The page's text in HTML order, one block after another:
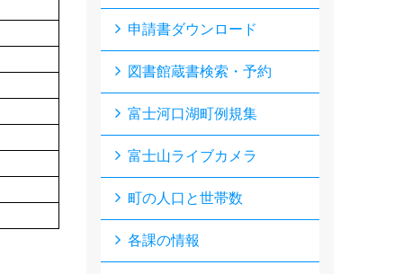
申請書ダウンロード
図書館蔵書検索・予約
富士河口湖町例規集
富士山ライブカメラ
町の人口と世帯数
各課の情報